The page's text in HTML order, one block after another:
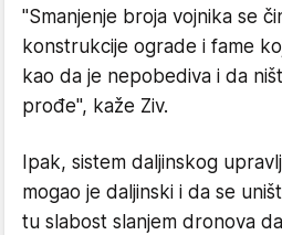
"Smanjenje broja vojnika se
konstrukcije ograde i fame
kao da je nepobediva i da
prođe", kaže Ziv.
Ipak, sistem daljinskog
mogao je daljinski i da se
tu slabost slanjem dronova